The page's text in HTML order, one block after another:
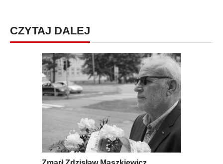
CZYTAJ DALEJ